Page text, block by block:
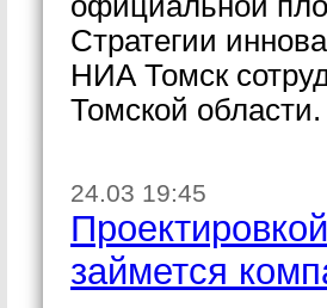
Стратегии
НИА Томск
Томской области.
24.03 19:45
займется